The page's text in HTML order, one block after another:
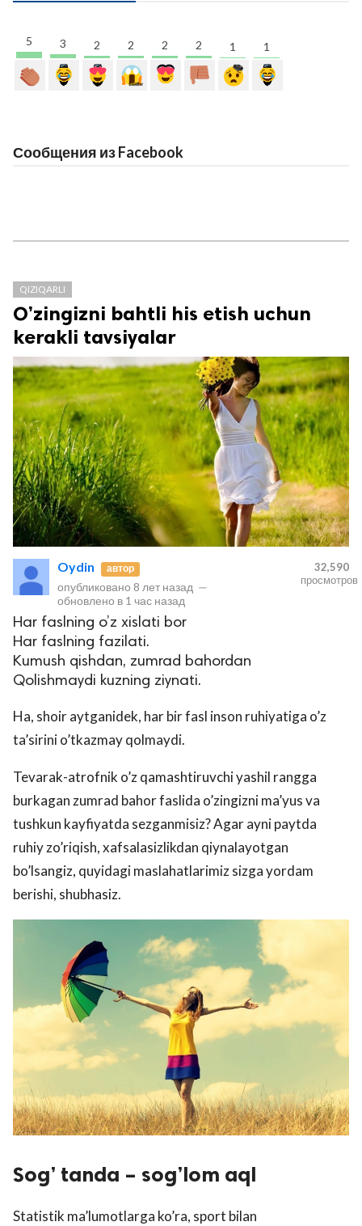
5 3 2 2 2 2 1 1
Сообщения из Facebook
QIZIQARLI
O’zingizni bahtli his etish uchun
kerakli tavsiyalar
Oydin автор
опубликовано 8 лет назад —
обновлено в 1 час назад
32,590
просмотров
Har faslning o’z xislati bor
Har faslning fazilati.
Kumush qishdan, zumrad bahordan
Qolishmaydi kuzning ziynati.
Ha, shoir aytganidek, har bir fasl inson ruhiyatiga o’z
ta’sirini o’tkazmay qolmaydi.
Tevarak-atrofnik o’z qamashtiruvchi yashil rangga
burkagan zumrad bahor faslida o’zingizni ma’yus va
tushkun kayfiyatda sezganmisiz? Agar ayni paytda
ruhiy zo’riqish, xafsalasizlikdan qiynalayotgan
bo’lsangiz, quyidagi maslahatlarimiz sizga yordam
berishi, shubhasiz.
Sog’ tanda – sog’lom aql
Statistik ma’lumotlarga ko’ra, sport bilan